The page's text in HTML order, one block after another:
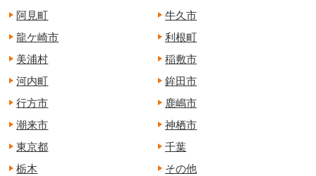
阿見町
牛久市
龍ケ崎市
利根町
美浦村
稲敷市
河内町
鉾田市
行方市
鹿嶋市
潮来市
神栖市
東京都
千葉
栃木
その他